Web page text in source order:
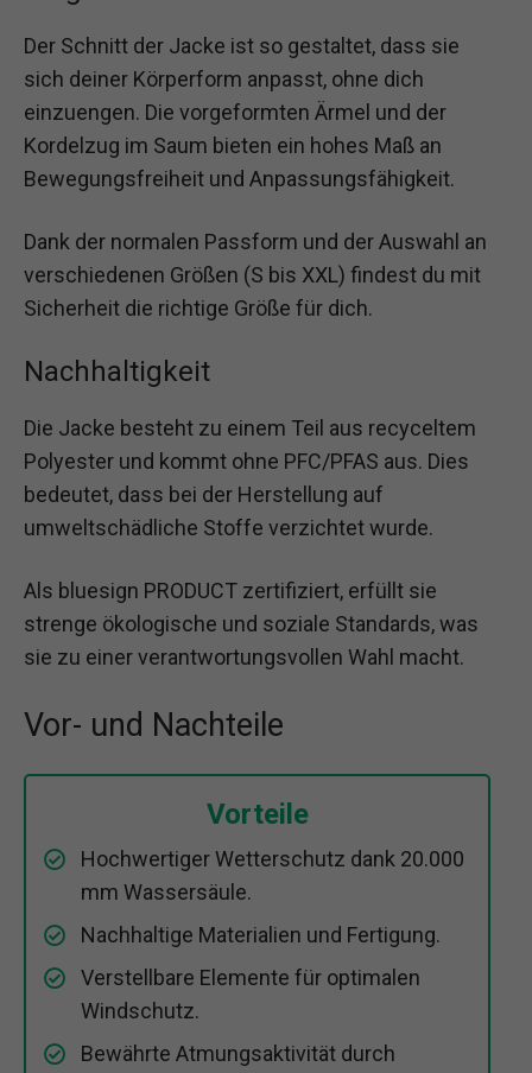
Der Schnitt der Jacke ist so gestaltet, dass sie
sich deiner Körperform anpasst, ohne dich
einzuengen. Die vorgeformten Ärmel und der
Kordelzug im Saum bieten ein hohes Maß an
Bewegungsfreiheit und Anpassungsfähigkeit.
Dank der normalen Passform und der Auswahl an
verschiedenen Größen (S bis XXL) findest du mit
Sicherheit die richtige Größe für dich.
Nachhaltigkeit
Die Jacke besteht zu einem Teil aus recyceltem
Polyester und kommt ohne PFC/PFAS aus. Dies
bedeutet, dass bei der Herstellung auf
umweltschädliche Stoffe verzichtet wurde.
Als bluesign PRODUCT zertifiziert, erfüllt sie
strenge ökologische und soziale Standards, was
sie zu einer verantwortungsvollen Wahl macht.
Vor- und Nachteile
Vorteile
Hochwertiger Wetterschutz dank 20.000
mm Wassersäule.
Nachhaltige Materialien und Fertigung.
Verstellbare Elemente für optimalen
Windschutz.
Bewährte Atmungsaktivität durch